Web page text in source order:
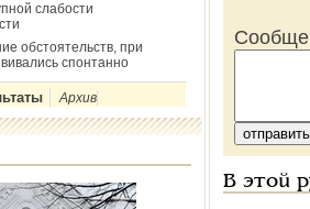
слабости
обстоятельств, при
спонтанно
Архив
В этой